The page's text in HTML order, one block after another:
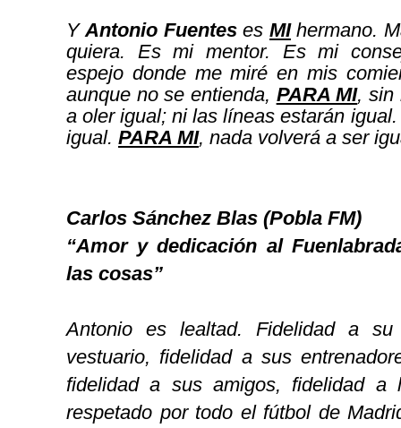
YAntonio Fuentes es MIhermano.
quiera. Es mi mentor. Es mi
espejo donde me miré en mis
aunque no se entienda, PARA MI, sin
a oler igual; ni las líneas estarán
igual. PARA MI, nada volverá a ser
Carlos Sánchez Blas (Pobla FM)
“Amor y dedicación al
las cosas”
Antonio es lealtad. Fidelidad a
vestuario, fidelidad a sus
fidelidad a sus amigos, fidelidad a
respetado por todo el fútbol de